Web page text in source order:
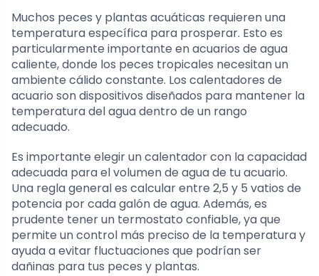
Muchos peces y plantas acuáticas requieren una
temperatura específica para prosperar. Esto es
particularmente importante en acuarios de agua
caliente, donde los peces tropicales necesitan un
ambiente cálido constante. Los calentadores de
acuario son dispositivos diseñados para mantener la
temperatura del agua dentro de un rango
adecuado.
Es importante elegir un calentador con la capacidad
adecuada para el volumen de agua de tu acuario.
Una regla general es calcular entre 2,5 y 5 vatios de
potencia por cada galón de agua. Además, es
prudente tener un termostato confiable, ya que
permite un control más preciso de la temperatura y
ayuda a evitar fluctuaciones que podrían ser
dañinas para tus peces y plantas.